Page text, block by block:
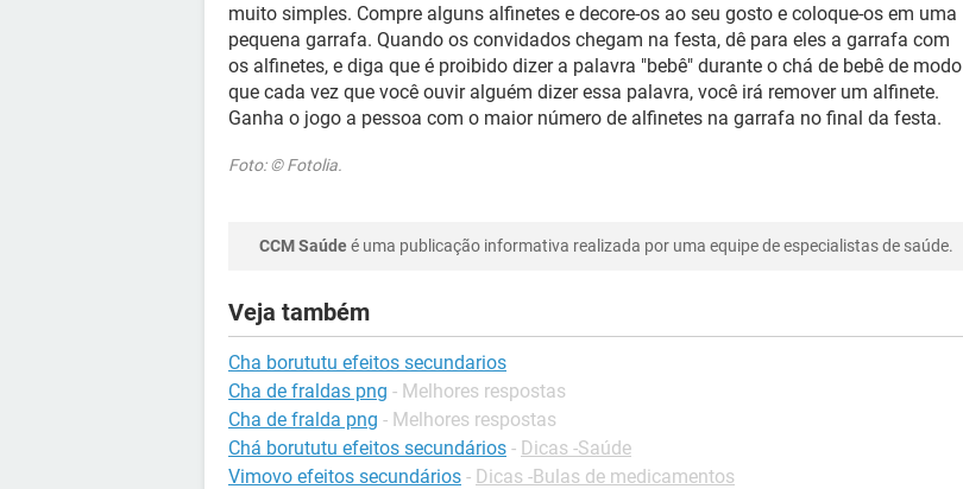
muito simples. Compre alguns alfinetes e decore-os ao seu gosto e coloque-os em uma
pequena garrafa. Quando os convidados chegam na festa, dê para eles a garrafa com
os alfinetes, e diga que é proibido dizer a palavra "bebê" durante o chá de bebê de modo
que cada vez que você ouvir alguém dizer essa palavra, você irá remover um alfinete.
Ganha o jogo a pessoa com o maior número de alfinetes na garrafa no final da festa.
Foto: © Fotolia.
CCM Saúdeé uma publicação informativa realizada por uma equipe de especialistas de saúde.
Veja também
Cha borututu efeitos secundarios
Cha de fraldas png - Melhores respostas
Cha de fralda png - Melhores respostas
Chá borututu efeitos secundários - Dicas -Saúde
Vimovo efeitos secundários - Dicas -Bulas de medicamentos